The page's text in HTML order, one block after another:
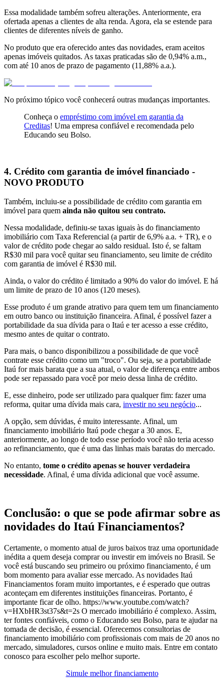
Essa modalidade também sofreu alterações. Anteriormente, era
ofertada apenas a clientes de alta renda. Agora, ela se estende para
clientes de diferentes níveis de ganho.
No produto que era oferecido antes das novidades, eram aceitos
apenas imóveis quitados. As taxas praticadas são de 0,94% a.m.,
com até 10 anos de prazo de pagamento (11,88% a.a.).
No próximo tópico você conhecerá outras mudanças importantes.
Conheça o empréstimo com imóvel em garantia da
Creditas! Uma empresa confiável e recomendada pelo
Educando seu Bolso.
4. Crédito com garantia de imóvel financiado -
NOVO PRODUTO
Também, incluiu-se a possibilidade de crédito com garantia em
imóvel para quem ainda não quitou seu contrato.
Nessa modalidade, definiu-se taxas iguais às do financiamento
imobiliário com Taxa Referencial (a partir de 6,9% a.a. + TR), e o
valor de crédito pode chegar ao saldo residual. Isto é, se faltam
R$30 mil para você quitar seu financiamento, seu limite de crédito
com garantia de imóvel é R$30 mil.
Ainda, o valor do crédito é limitado a 90% do valor do imóvel. E há
um limite de prazo de 10 anos (120 meses).
Esse produto é um grande atrativo para quem tem um financiamento
em outro banco ou instituição financeira. Afinal, é possível fazer a
portabilidade da sua dívida para o Itaú e ter acesso a esse crédito,
mesmo antes de quitar o contrato.
Para mais, o banco disponibilizou a possibilidade de que você
contrate esse crédito como um "troco". Ou seja, se a portabilidade
Itaú for mais barata que a sua atual, o valor de diferença entre ambos
pode ser repassado para você por meio dessa linha de crédito.
E, esse dinheiro, pode ser utilizado para qualquer fim: fazer uma
reforma, quitar uma dívida mais cara, investir no seu negócio...
A opção, sem dúvidas, é muito interessante. Afinal, um
financiamento imobiliário Itaú pode chegar a 30 anos. E,
anteriormente, ao longo de todo esse período você não teria acesso
ao refinanciamento, que é uma das linhas mais baratas do mercado.
No entanto, tome o crédito apenas se houver verdadeira
necessidade. Afinal, é uma dívida adicional que você assume.
Conclusão: o que se pode afirmar sobre as
novidades do Itaú Financiamentos?
Certamente, o momento atual de juros baixos traz uma oportunidade
inédita a quem deseja comprar ou investir em imóveis no Brasil. Se
você está buscando seu primeiro ou próximo financiamento, é um
bom momento para avaliar esse mercado. As novidades Itaú
Financiamentos foram muito importantes, e é esperado que outras
aconteçam em diferentes instituições financeiras. Portanto, é
importante ficar de olho. https://www.youtube.com/watch?
v=HXbHR3st37s&t=2s O mercado imobiliário é complexo. Assim,
ter fontes confiáveis, como o Educando seu Bolso, para te ajudar na
tomada de decisão, é essencial. Oferecemos consultorias de
financiamento imobiliário com profissionais com mais de 20 anos no
mercado, simuladores, cursos online e muito mais. Entre em contato
conosco para escolher pelo melhor suporte.
Simule melhor financiamento